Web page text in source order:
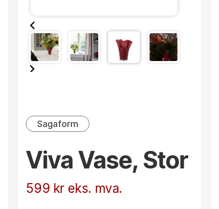
Sagaform
Viva Vase, Stor
599 kr eks. mva.